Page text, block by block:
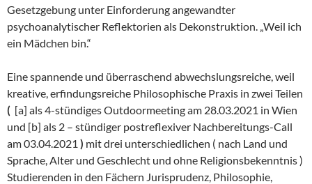
Gesetzgebung unter Einforderung angewandter
psychoanalytischer Reflektorien als Dekonstruktion. „Weil ich
ein Mädchen bin.“
Eine spannende und überraschend abwechslungsreiche, weil
kreative, erfindungsreiche Philosophische Praxis in zwei Teilen
( [a] als 4-stündiges Outdoormeeting am 28.03.2021 in Wien
und [b] als 2 – stündiger postreflexiver Nachbereitungs-Call
am 03.04.2021 ) mit drei unterschiedlichen ( nach Land und
Sprache, Alter und Geschlecht und ohne Religionsbekenntnis )
Studierenden in den Fächern Jurisprudenz, Philosophie,